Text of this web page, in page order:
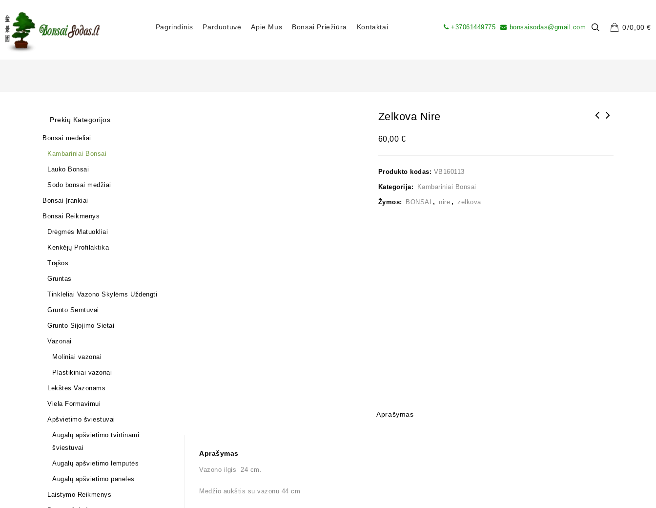
Pagrindinis Parduotuvė Apie Mus Bonsai Priežiūra Kontaktai 0 0,00€
+37061449775 bonsaisodas@gmail.com
Zelkova Nire
60,00€
Produkto kodas: VB160113
Kategorija: Kambariniai Bonsai
Žymos: BONSAI , nire , zelkova
Aprašymas
Aprašymas
Vazono ilgis 24 cm.
Medžio aukštis su vazonu 44 cm
Prekių Kategorijos
Bonsai medeliai
Kambariniai Bonsai
Lauko Bonsai
Sodo bonsai medžiai
Bonsai Įrankiai
Bonsai Reikmenys
Drėgmės Matuokliai
Kenkėjų Profilaktika
Trąšos
Gruntas
Tinkleliai Vazono Skylėms Uždengti
Grunto Semtuvai
Grunto Sijojimo Sietai
Vazonai
Moliniai vazonai
Plastikiniai vazonai
Lėkštės Vazonams
Viela Formavimui
Apšvietimo šviestuvai
Augalų apšvietimo tvirtinami
šviestuvai
Augalų apšvietimo lemputės
Augalų apšvietimo panelės
Laistymo Reikmenys